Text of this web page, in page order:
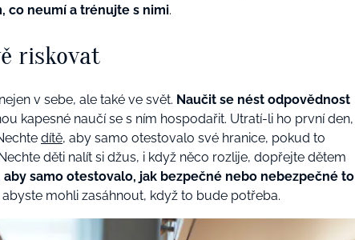
co neumí a trénujte s nimi.
riskovat
nejen v sebe, ale také ve svět. Naučit se nést odpovědnost
kapesné naučí se s ním hospodařit. Utratí-li ho první den,
dítě, aby samo otestovalo své hranice, pokud to
děti nalít si džus, i když něco rozlije, dopřejte dětem
samo otestovalo, jak bezpečné nebo nebezpečné to
mohli zasáhnout, když to bude potřeba.